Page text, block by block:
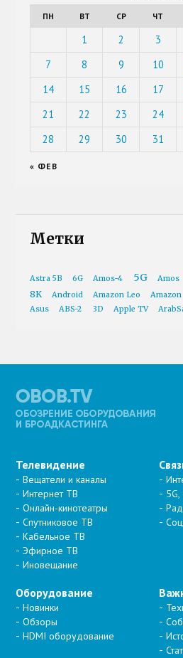
ПН ВТ СР ЧТ
1 2 3
7
8 9 10
14
15 16 17
21
22 23 24
28
29 30 31
« ФЕВ
Метки
Astra 5B 6G Amos-4 5G Amos
8K Android Amazon Leo Amazon
Asus
ABS-2 3D Apple TV
Телевидение
Вещатели и каналы
Интернет ТВ
Онлайн-кинотеатры
Спутниковое ТВ
Кабельное ТВ
Эфирное ТВ
Иновещание
5G,
Оборудование
Новинки
Обзоры
HDMI оборудование